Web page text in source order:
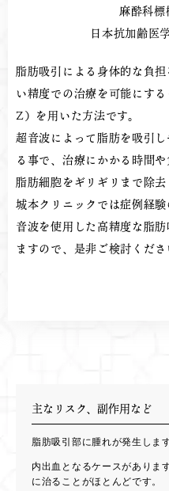
麻酔科標
日本抗加齢医
脂肪吸引による身体的な負
い精度での治療を可能にす
Z）を用いた方法です。
超音波によって脂肪を吸引
る事で、治療にかかる時間
脂肪細胞をギリギリまで除去
城本クリニックでは症例経
音波を使用した高精度な脂
ますので、是非ご検討くださ
主なリスク、副作用など
脂肪吸引部に腫れが発生します
内出血となるケースがありま
に治ることがほとんどです。